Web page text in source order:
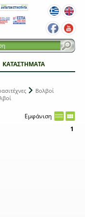
ΚΑΤΑΣΤΗΜΑΤΑ
Βολβοί
Εμφάνιση
1